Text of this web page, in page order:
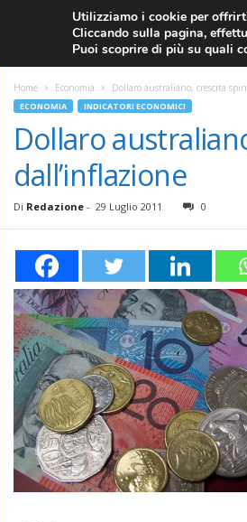
CANDELE GIAPPONESI ECONOMIA FOREX
F
a
F
r
e
x
ANALISI TECNICA
Home Economia Dollaro australiano, crescita
ECONOMIA INDICATORI ECONOMICI
Dollaro
dall’inflazione
Di Redazione- 29 Luglio 2011 0
Utilizziamo i cookie per
Cliccando sulla pagina,
Puoi scoprire di più su quali